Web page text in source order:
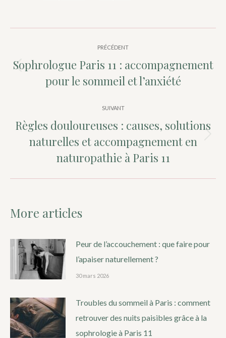
article
PRÉCÉDENT
Article
précédent
Sophrologue Paris 11 : accompagnement
pour le sommeil et l’anxiété
SUIVANT
Article
suivant
Règles douloureuses : causes, solutions
naturelles et accompagnement en
naturopathie à Paris 11
More articles
Peur de l’accouchement : que faire pour
l’apaiser naturellement ?
30 mars 2026
Troubles du sommeil à Paris : comment
retrouver des nuits paisibles grâce à la
sophrologie à Paris 11